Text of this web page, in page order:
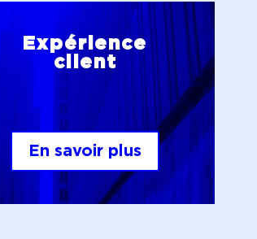
Expérience
client
En savoir plus